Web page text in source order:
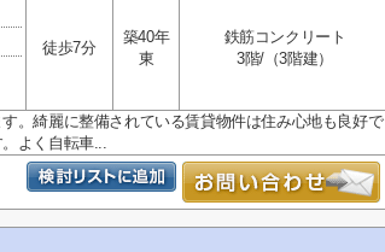
徒歩7分
築40年
東
鉄筋コンクリート
3階/（3階建）
。綺麗に整備されている賃貸物件は住み心地も良好で
よく自転車...